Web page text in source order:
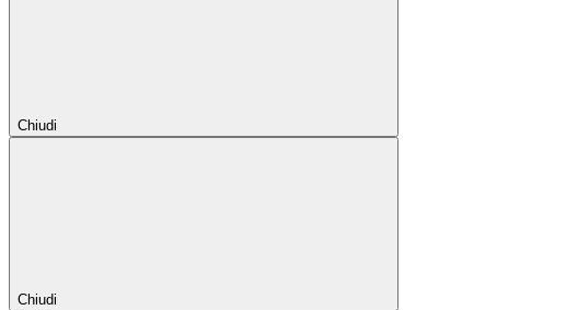
Chiudi
Chiudi